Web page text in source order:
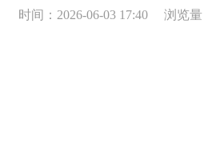
时间：2026-06-03 17:40 浏览量